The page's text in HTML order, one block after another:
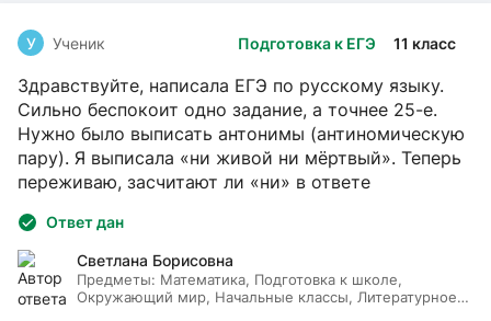
Подготовка к ЕГЭ 11 класс
У Ученик
Здравствуйте, написала ЕГЭ по русскому языку.
Сильно беспокоит одно задание, а точнее 25-е.
Нужно было выписать антонимы (антиномическую
пару). Я выписала «ни живой ни мёртвый». Теперь
переживаю, засчитают ли «ни» в ответе
Ответ дан
Светлана Борисовна
Предметы: Математика, Подготовка к школе,
Окружающий мир, Начальные классы, Литературное